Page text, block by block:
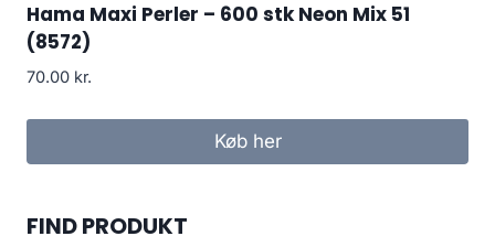
Hama Maxi Perler – 600 stk Neon Mix 51
(8572)
70.00 kr.
Køb her
FIND PRODUKT